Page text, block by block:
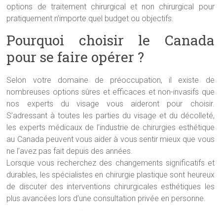
options de traitement chirurgical et non chirurgical pour
pratiquement n’importe quel budget ou objectifs.
Pourquoi choisir le Canada
pour se faire opérer ?
Selon votre domaine de préoccupation, il existe de
nombreuses options sûres et efficaces et non-invasifs que
nos experts du visage vous aideront pour choisir.
S’adressant à toutes les parties du visage et du décolleté,
les experts médicaux de l’industrie de chirurgies esthétique
au Canada peuvent vous aider à vous sentir mieux que vous
ne l’avez pas fait depuis des années.
Lorsque vous recherchez des changements significatifs et
durables, les spécialistes en chirurgie plastique sont heureux
de discuter des interventions chirurgicales esthétiques les
plus avancées lors d’une consultation privée en personne.